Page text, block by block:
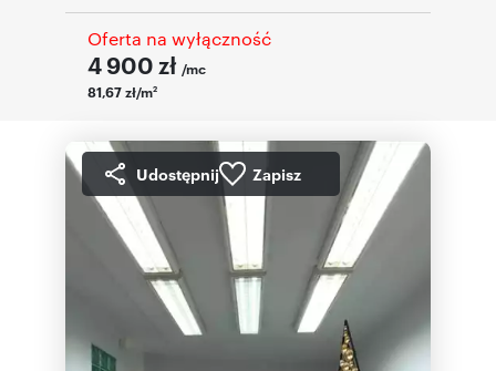
Oferta na wyłączność
4 900 zł /mc
81,67 zł/m2
Udostępnij Zapisz